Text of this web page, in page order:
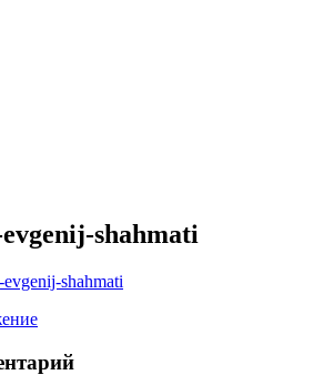
shahmati